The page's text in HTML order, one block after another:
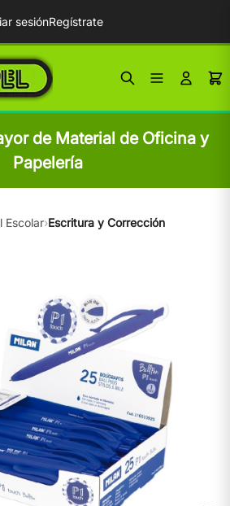
sesiónRegístrate
de Material de Oficina y
Papelería
Escolar›Escritura y Corrección